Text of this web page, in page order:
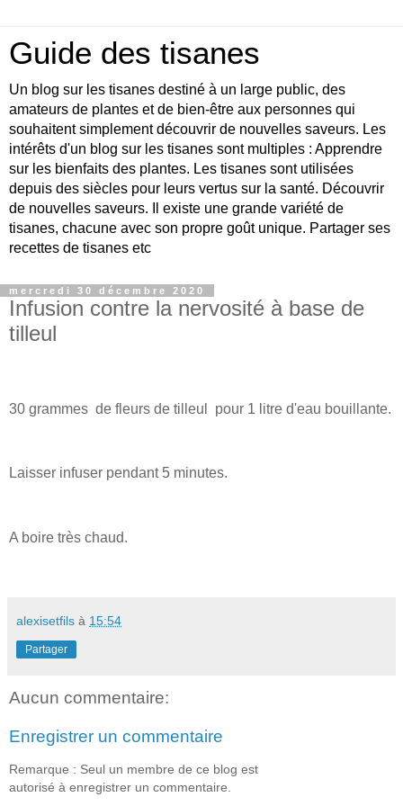
Guide des tisanes
Un blog sur les tisanes destiné à un large public, des
amateurs de plantes et de bien-être aux personnes qui
souhaitent simplement découvrir de nouvelles saveurs. Les
intérêts d'un blog sur les tisanes sont multiples : Apprendre
sur les bienfaits des plantes. Les tisanes sont utilisées
depuis des siècles pour leurs vertus sur la santé. Découvrir
de nouvelles saveurs. Il existe une grande variété de
tisanes, chacune avec son propre goût unique. Partager ses
recettes de tisanes etc
mercredi 30 décembre 2020
Infusion contre la nervosité à base de
tilleul
30 grammes de fleurs de tilleul pour 1 litre d'eau bouillante.
Laisser infuser pendant 5 minutes.
A boire très chaud.
alexisetfils à 15:54
Partager
Aucun commentaire:
Enregistrer un commentaire
Remarque : Seul un membre de ce blog est
autorisé à enregistrer un commentaire.